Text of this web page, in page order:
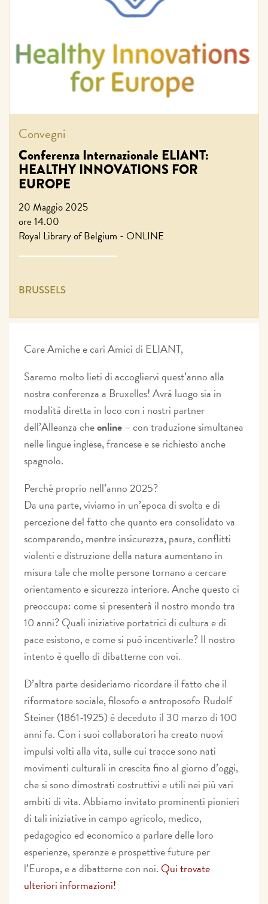
Convegni
Conferenza Internazionale ELIANT:
HEALTHY INNOVATIONS FOR
EUROPE
20 Maggio 2025
ore 14.00
Royal Library of Belgium - ONLINE
BRUSSELS
Care Amiche e cari Amici di ELIANT,
Saremo molto lieti di accogliervi quest’anno alla
nostra conferenza a Bruxelles! Avrà luogo sia in
modalità diretta in loco con i nostri partner
dell’Alleanza cheonline– con traduzione simultanea
nelle lingue inglese, francese e se richiesto anche
spagnolo.
Perché proprio nell’anno 2025?
Da una parte, viviamo in un’epoca di svolta e di
percezione del fatto che quanto era consolidato va
scomparendo, mentre insicurezza, paura, conflitti
violenti e distruzione della natura aumentano in
misura tale che molte persone tornano a cercare
orientamento e sicurezza interiore. Anche questo ci
preoccupa: come si presenterà il nostro mondo tra
10 anni? Quali iniziative portatrici di cultura e di
pace esistono, e come si può incentivarle? Il nostro
intento è quello di dibatterne con voi.
D’altra parte desideriamo ricordare il fatto che il
riformatore sociale, filosofo e antroposofo Rudolf
Steiner (1861-1925) è deceduto il 30 marzo di 100
anni fa. Con i suoi collaboratori ha creato nuovi
impulsi volti alla vita, sulle cui tracce sono nati
movimenti culturali in crescita fino al giorno d’oggi,
che si sono dimostrati costruttivi e utili nei più vari
ambiti di vita. Abbiamo invitato prominenti pionieri
di tali iniziative in campo agricolo, medico,
pedagogico ed economico a parlare delle loro
esperienze, speranze e prospettive future per
l’Europa, e a dibatterne con noi. Qui trovate
ulteriori informazioni!